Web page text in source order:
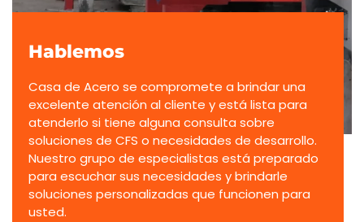
Hablemos
Casa de Acero se compromete a brindar una
excelente atención al cliente y está lista para
atenderlo si tiene alguna consulta sobre
soluciones de CFS o necesidades de desarrollo.
Nuestro grupo de especialistas está preparado
para escuchar sus necesidades y brindarle
soluciones personalizadas que funcionen para
usted.